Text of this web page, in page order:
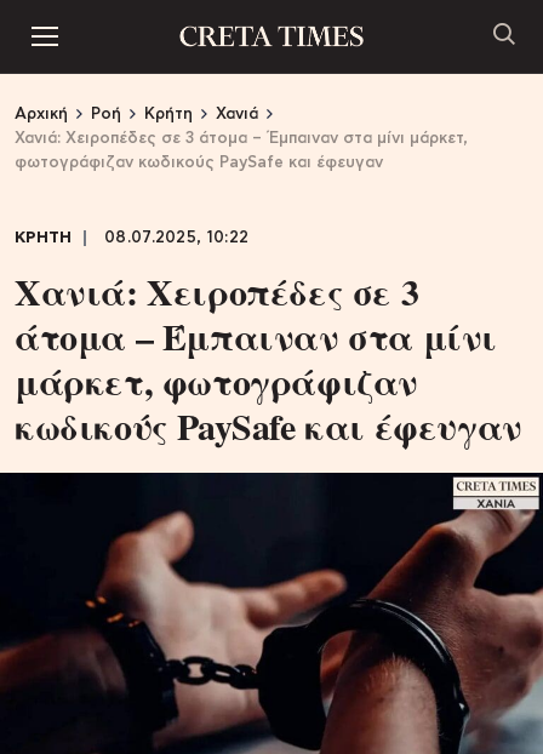
Αρχική Ροή Κρήτη
Χανιά
Χανιά: Xειροπέδες σε 3 άτομα – Έμπαιναν στα μίνι μάρκετ,
φωτογράφιζαν κωδικούς PaySafe και έφευγαν
ΚΡΗΤΗ 08.07.2025, 10:22
Χανιά: Xειροπέδες σε 3
άτομα – Έμπαιναν στα μίνι
μάρκετ, φωτογράφιζαν
κωδικούς PaySafe και έφευγαν